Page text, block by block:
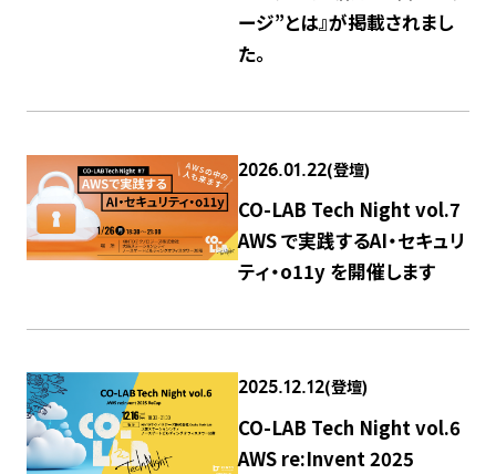
ージ”とは』が掲載されまし
た。
2026.01.22(登壇)
CO-LAB Tech Night vol.7
AWS で実践するAI・セキュリ
ティ・o11y を開催します
2025.12.12(登壇)
CO-LAB Tech Night vol.6
AWS re:Invent 2025